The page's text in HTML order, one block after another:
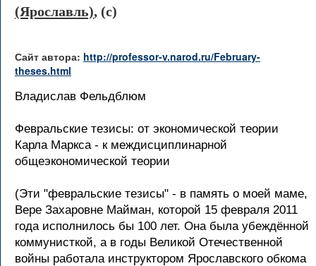
(Ярославль), (c)
Сайт автора: http://professor-v.narod.ru/February-
theses.html
Владислав Фельдблюм
Февральские тезисы: от экономической теории
Карла Маркса - к междисциплинарной
общеэкономической теории
(Эти "февральские тезисы" - в память о моей маме,
Вере Захаровне Майман, которой 15 февраля 2011
года исполнилось бы 100 лет. Она была убеждённой
коммунисткой, а в годы Великой Отечественной
войны работала инструктором Ярославского обкома